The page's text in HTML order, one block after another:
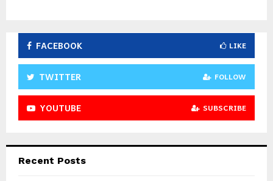
FACEBOOK LIKE
TWITTER FOLLOW
YOUTUBE SUBSCRIBE
Recent Posts